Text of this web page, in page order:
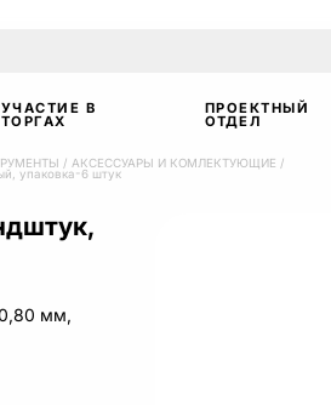
УЧАСТИЕ В
ТОРГАХ
ПРОЕКТНЫЙ
ОТДЕЛ
/ АКСЕССУАРЫ И КОМЛЕКТУЮЩИЕ /
упаковка-6 штук
мм,